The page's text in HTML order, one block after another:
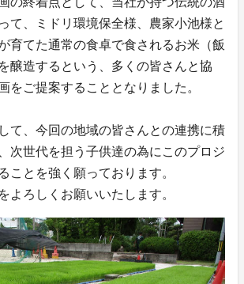
て、ミドリ環境保全様、農家小池様と
育てた通常の食卓で食されるお米（飯
醸造するという、多くの皆さんと協
をご提案することとなりました。
て、今回の地域の皆さんとの連携に積
次世代を担う子供達の為にこのプロジ
ことを強く願っております。
よろしくお願いいたします。